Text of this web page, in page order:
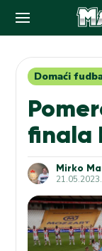
contentDomaći
finala
Mirko